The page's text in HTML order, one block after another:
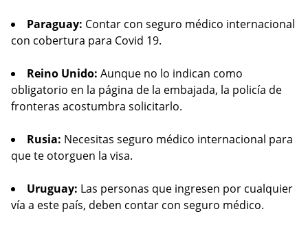
Paraguay: Contar con seguro médico internacional
con cobertura para Covid 19.
Reino Unido: Aunque no lo indican como
obligatorio en la página de la embajada, la policía de
fronteras acostumbra solicitarlo.
Rusia: Necesitas seguro médico internacional para
que te otorguen la visa.
Uruguay: Las personas que ingresen por cualquier
vía a este país, deben contar con seguro médico.